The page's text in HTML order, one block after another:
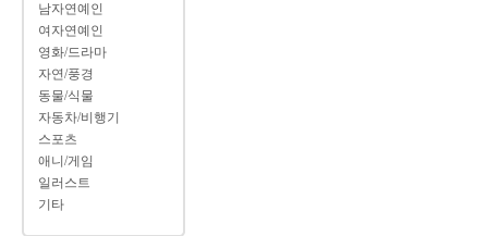
남자연예인
여자연예인
영화/드라마
자연/풍경
동물/식물
자동차/비행기
스포츠
애니/게임
일러스트
기타